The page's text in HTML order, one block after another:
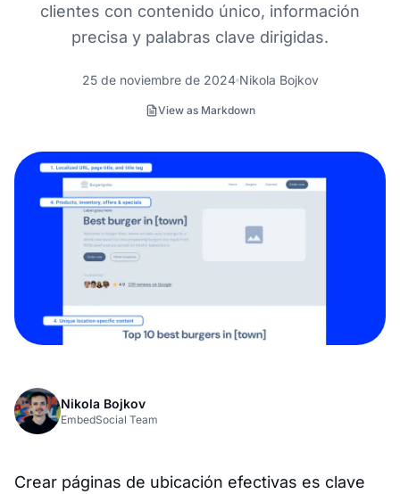
clientes con contenido único, información
precisa y palabras clave dirigidas.
25 de noviembre de 2024 Nikola Bojkov
View as Markdown
Nikola Bojkov
EmbedSocial Team
Crear páginas de ubicación efectivas es clave